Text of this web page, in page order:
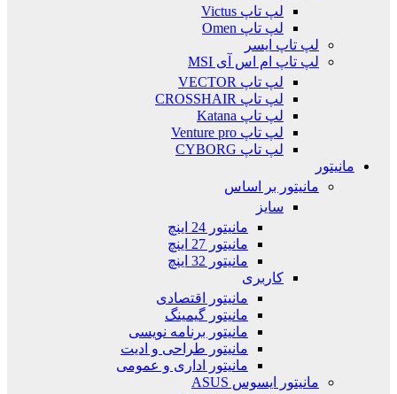
لپ تاپ Victus
لپ تاپ Omen
لپ تاپ ایسر
لپ تاپ ام اس آی MSI
لپ تاپ VECTOR
لپ تاپ CROSSHAIR
لپ تاپ Katana
لپ تاپ Venture pro
لپ تاپ CYBORG
مانیتور
مانیتور بر اساس
سایز
مانیتور 24 اینچ
مانیتور 27 اینچ
مانیتور 32 اینچ
کاربری
مانیتور اقتصادی
مانیتور گیمینگ
مانیتور برنامه نویسی
مانیتور طراحی و ادیت
مانیتور اداری و عمومی
مانیتور ایسوس ASUS